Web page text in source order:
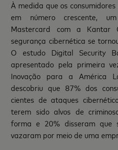
À medida que os
em número crescente,
Mastercard com a Kantar
segurança cibernética se
O estudo Digital Security
apresentado pela primeira
Inovação para a América
descobriu que 87% dos
cientes de ataques
terem sido alvos de
forma e 20% disseram que
vazaram por meio de uma